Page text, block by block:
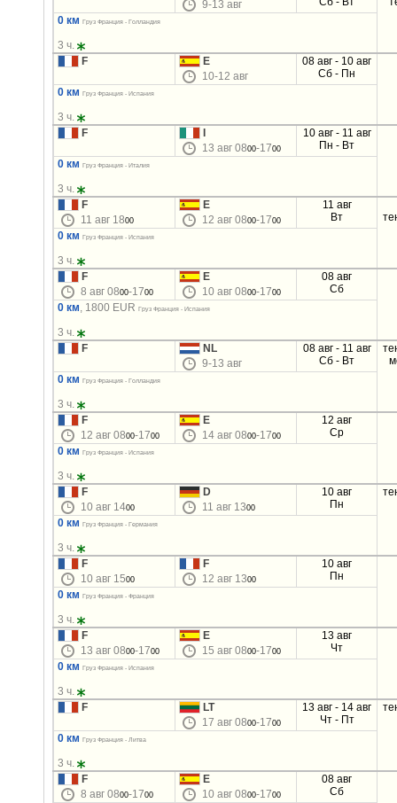
9-13 авг
0 км
Груз Франция - Голландия
3 ч.
F
E
10-12 авг
08 авг - 10 авг
Сб - Пн
0 км
Груз Франция - Испания
3 ч.
F
13 авг 0800-1700
10 авг - 11 авг
Пн - Вт
0 км
Груз Франция - Италия
3 ч.
F
11 авг 1800
E
12 авг 0800-1700
11 авг
Вт
0 км
Груз Франция - Испания
3 ч.
F
8 авг 0800-1700
E
10 авг 0800-1700
08 авг
Сб
0 км, 1800 EURГруз Франция - Испания
3 ч.
F
NL
9-13 авг
08 авг - 11 авг
Сб - Вт
0 км
Груз Франция - Голландия
3 ч.
F
12 авг 0800-1700
E
14 авг 0800-1700
12 авг
Ср
0 км
Груз Франция - Испания
3 ч.
F
10 авг 1400
D
11 авг 1300
10 авг
Пн
0 км Груз Франция - Германия
3 ч.
F
10 авг 1500
F
12 авг 1300
10 авг
Пн
0 км
Груз Франция - Франция
3 ч.
F
13 авг 0800-1700
E
15 авг 0800-1700
13 авг
Чт
0 км
Груз Франция - Испания
3 ч.
F
LT
17 авг 0800-1700
13 авг - 14 авг
Чт - Пт
0 км Груз Франция - Литва
3 ч.
F
8 авг 0800-1700
E
10 авг 0800-1700
08 авг
Сб